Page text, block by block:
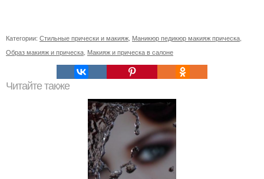
Категории: Стильные прически и макияж, Маникюр педикюр макияж прическа,
Образ макияж и прическа, Макияж и прическа в салоне
Читайте также